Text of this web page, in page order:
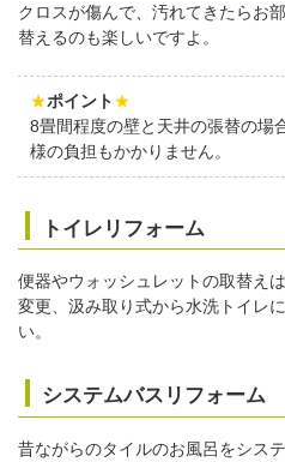
クロスが傷んで、汚れてきたらお
替えるのも楽しいですよ。
★ポイント★
8畳間程度の壁と天井の張替の場
様の負担もかかりません。
トイレリフォーム
便器やウォッシュレットの取替え
変更、汲み取り式から水洗トイレ
い。
システムバスリフォーム
昔ながらのタイルのお風呂をシス